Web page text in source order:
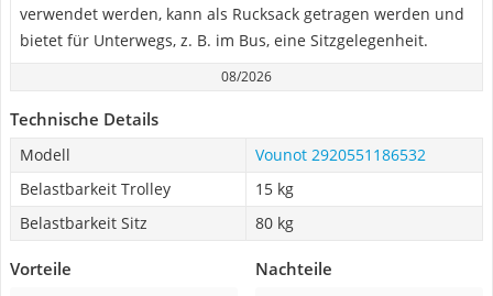
verwendet werden, kann als Rucksack getragen werden und
bietet für Unterwegs, z. B. im Bus, eine Sitzgelegenheit.
08/2026
Technische Details
Modell
Vounot 2920551186532
Belastbarkeit Trolley
15 kg
Belastbarkeit Sitz
80 kg
Vorteile Nachteile